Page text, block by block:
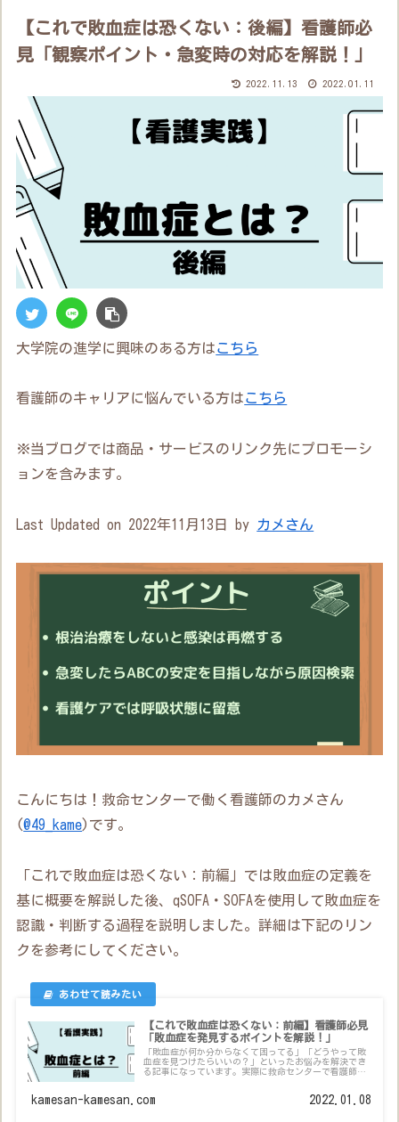
【これで敗血症は恐くない：後編】看護師必
見「観察ポイント・急変時の対応を解説！」
2022.11.13 2022.01.11
大学院の進学に興味のある方はこちら
看護師のキャリアに悩んでいる方はこちら
※当ブログでは商品・サービスのリンク先にプロモーシ
ョンを含みます。
Last Updated on 2022年11月13日 by カメさん
こんにちは！救命センターで働く看護師のカメさん
(@49_kame)です。
「これで敗血症は恐くない：前編」では敗血症の定義を
基に概要を解説した後、qSOFA・SOFAを使用して敗血症を
認識・判断する過程を説明しました。詳細は下記のリン
クを参考にしてください。
【これで敗血症は恐くない：前編】看護師必見
「敗血症を発見するポイントを解説！」
「敗血症が何か分からなくて困ってる」「どうやって敗
血症を見つけたらいいの？」といったお悩みを解決でき
る記事になっています。実際に救命センターで看護師と
kamesan-kamesan.com 2022.01.08